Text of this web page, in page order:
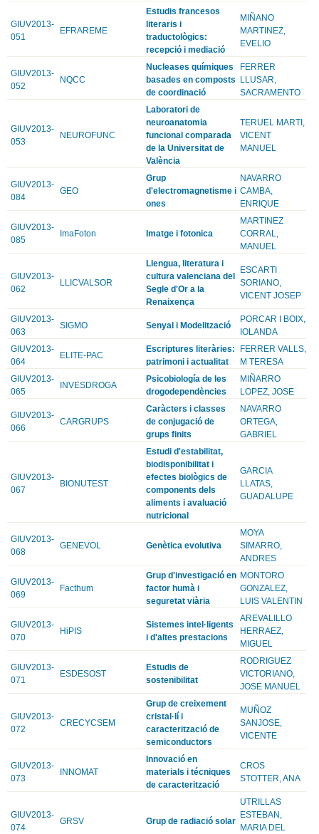
GIUV2013-
051
EFRAREME
Estudis francesos
literaris i
traductològics:
recepció i mediació
MIÑANO
MARTINEZ,
EVELIO
GIUV2013-
052
NQCC
Nucleases químiques
basades en composts
de coordinació
FERRER
LLUSAR,
SACRAMENTO
GIUV2013-
053
NEUROFUNC
Laboratori de
neuroanatomia
funcional comparada
de la Universitat de
València
TERUEL MARTI,
VICENT
MANUEL
GIUV2013-
084
GEO
Grup
d'electromagnetisme i
ones
NAVARRO
CAMBA,
ENRIQUE
GIUV2013-
085
ImaFoton Imatge i fotonica
MARTINEZ
CORRAL,
MANUEL
GIUV2013-
062
LLICVALSOR
Llengua, literatura i
cultura valenciana del
Segle d'Or a la
Renaixença
ESCARTI
SORIANO,
VICENT JOSEP
GIUV2013-
063
SIGMO Senyal i Modelització
PORCAR I BOIX,
IOLANDA
GIUV2013-
064
ELITE-PAC
Escriptures literàries:
patrimoni i actualitat
FERRER VALLS,
M TERESA
GIUV2013-
065
INVESDROGA
Psicobiología de les
drogodependències
MIÑARRO
LOPEZ, JOSE
GIUV2013-
066
CARGRUPS
Caràcters i classes
de conjugació de
grups finits
NAVARRO
ORTEGA,
GABRIEL
GIUV2013-
067
BIONUTEST
Estudi d'estabilitat,
biodisponibilitat i
efectes biològics de
components dels
aliments i avaluació
nutricional
GARCIA
LLATAS,
GUADALUPE
GIUV2013-
068
GENEVOL Genètica evolutiva
MOYA
SIMARRO,
ANDRES
GIUV2013-
069
Facthum
Grup d'investigació en
factor humà i
seguretat viària
MONTORO
GONZALEZ,
LUIS VALENTIN
GIUV2013-
070
HiPIS
Sistemes intel·ligents
i d'altes prestacions
AREVALILLO
HERRAEZ,
MIGUEL
GIUV2013-
071
ESDESOST
Estudis de
sostenibilitat
RODRIGUEZ
VICTORIANO,
JOSE MANUEL
GIUV2013-
072
CRECYCSEM
Grup de creixement
cristal·lí i
caracterització de
semiconductors
MUÑOZ
SANJOSE,
VICENTE
GIUV2013-
073
INNOMAT
Innovació en
materials i técniques
de caracterització
CROS
STOTTER, ANA
GIUV2013-
074
GRSV Grup de radiació solar
UTRILLAS
ESTEBAN,
MARIA DEL